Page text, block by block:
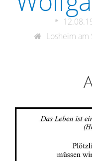
Losheim am